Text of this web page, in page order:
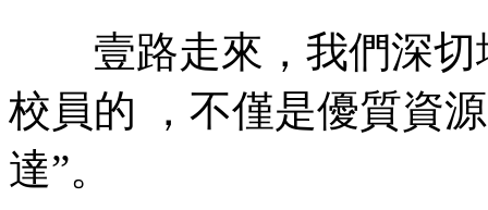
壹路走來，我們深
校員的 ，不僅是優質資
達”。